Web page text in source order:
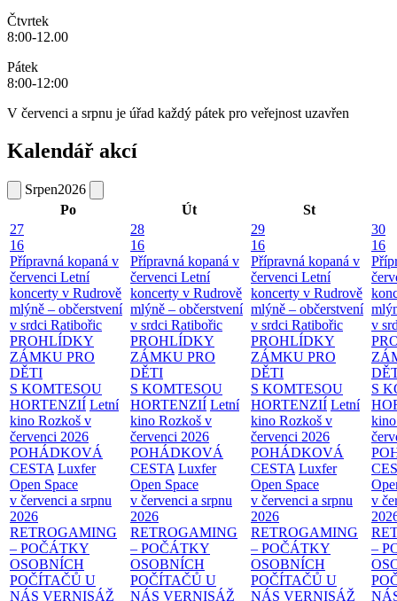
Čtvrtek
8:00-12.00
Pátek
8:00-12:00
V červenci a srpnu je úřad každý pátek pro veřejnost uzavřen
Kalendář akcí
Srpen2026
Po
Út
St
27
16
Přípravná kopaná v
červenci Letní
koncerty v Rudrově
mlýně – občerstvení
v srdci Ratibořic
PROHLÍDKY
ZÁMKU PRO
DĚTI
S KOMTESOU
HORTENZIÍ Letní
kino Rozkoš v
červenci 2026
POHÁDKOVÁ
CESTA Luxfer
Open Space
v červenci a srpnu
2026
RETROGAMING
– POČÁTKY
OSOBNÍCH
POČÍTAČŮ U
NÁS VERNISÁŽ
28
16
Přípravná kopaná v
červenci Letní
koncerty v Rudrově
mlýně – občerstvení
v srdci Ratibořic
PROHLÍDKY
ZÁMKU PRO
DĚTI
S KOMTESOU
HORTENZIÍ Letní
kino Rozkoš v
červenci 2026
POHÁDKOVÁ
CESTA Luxfer
Open Space
v červenci a srpnu
2026
RETROGAMING
– POČÁTKY
OSOBNÍCH
POČÍTAČŮ U
NÁS VERNISÁŽ
29
16
Přípravná kopaná v
červenci Letní
koncerty v Rudrově
mlýně – občerstvení
v srdci Ratibořic
PROHLÍDKY
ZÁMKU PRO
DĚTI
S KOMTESOU
HORTENZIÍ Letní
kino Rozkoš v
červenci 2026
POHÁDKOVÁ
CESTA Luxfer
Open Space
v červenci a srpnu
2026
RETROGAMING
– POČÁTKY
OSOBNÍCH
POČÍTAČŮ U
NÁS VERNISÁŽ
30
16
v
S
v
–